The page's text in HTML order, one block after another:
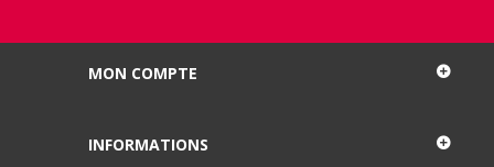
MON COMPTE
INFORMATIONS